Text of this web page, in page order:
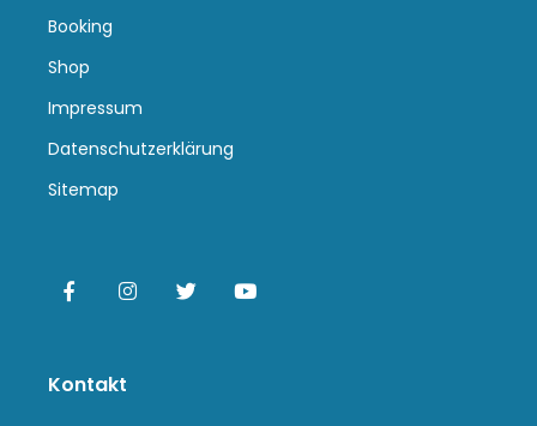
Booking
Shop
Impressum
Datenschutzerklärung
Sitemap
Kontakt